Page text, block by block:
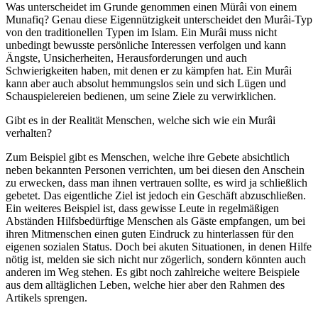
Was unterscheidet im Grunde genommen einen Mürâi von einem
Munafiq? Genau diese Eigennützigkeit unterscheidet den Murâi-Typ
von den traditionellen Typen im Islam. Ein Murâi muss nicht
unbedingt bewusste persönliche Interessen verfolgen und kann
Ängste, Unsicherheiten, Herausforderungen und auch
Schwierigkeiten haben, mit denen er zu kämpfen hat. Ein Murâi
kann aber auch absolut hemmungslos sein und sich Lügen und
Schauspielereien bedienen, um seine Ziele zu verwirklichen.
Gibt es in der Realität Menschen, welche sich wie ein Murâi
verhalten?
Zum Beispiel gibt es Menschen, welche ihre Gebete absichtlich
neben bekannten Personen verrichten, um bei diesen den Anschein
zu erwecken, dass man ihnen vertrauen sollte, es wird ja schließlich
gebetet. Das eigentliche Ziel ist jedoch ein Geschäft abzuschließen.
Ein weiteres Beispiel ist, dass gewisse Leute in regelmäßigen
Abständen Hilfsbedürftige Menschen als Gäste empfangen, um bei
ihren Mitmenschen einen guten Eindruck zu hinterlassen für den
eigenen sozialen Status. Doch bei akuten Situationen, in denen Hilfe
nötig ist, melden sie sich nicht nur zögerlich, sondern könnten auch
anderen im Weg stehen. Es gibt noch zahlreiche weitere Beispiele
aus dem alltäglichen Leben, welche hier aber den Rahmen des
Artikels sprengen.